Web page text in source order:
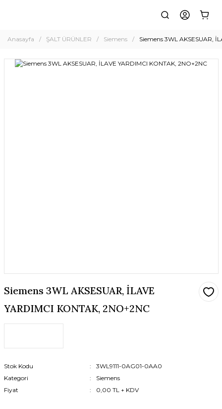
Anasayfa ŞALT ÜRÜNLER Siemens Siemens 3WL AKSESUAR,
Siemens 3WL AKSESUAR, İLAVE
YARDIMCI KONTAK, 2NO+2NC
Stok Kodu
3WL9111-0AG01-0AA0
Kategori
Siemens
Fiyat
0,00 TL + KDV